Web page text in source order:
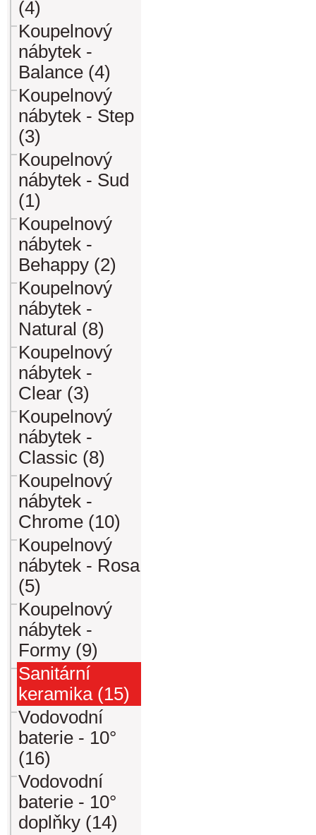
(4)
Koupelnový
nábytek -
Balance (4)
Koupelnový
nábytek - Step
(3)
Koupelnový
nábytek - Sud
(1)
Koupelnový
nábytek -
Behappy (2)
Koupelnový
nábytek -
Natural (8)
Koupelnový
nábytek -
Clear (3)
Koupelnový
nábytek -
Classic (8)
Koupelnový
nábytek -
Chrome (10)
Koupelnový
nábytek - Rosa
(5)
Koupelnový
nábytek -
Formy (9)
Sanitární
keramika (15)
Vodovodní
baterie - 10°
(16)
Vodovodní
baterie - 10°
doplňky (14)